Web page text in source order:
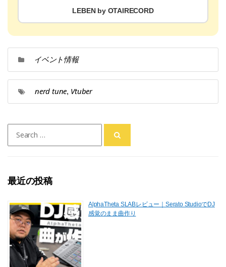
LEBEN by OTAIRECORD
イベント情報
nerd tune, Vtuber
for:
最近の投稿
AlphaTheta SLABレビュー｜Serato StudioでDJ
感覚のまま曲作り